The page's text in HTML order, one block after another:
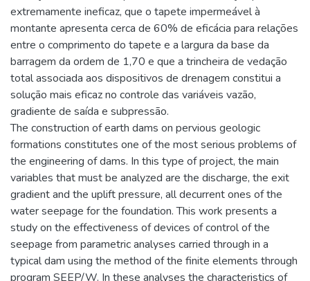
extremamente ineficaz, que o tapete impermeável à
montante apresenta cerca de 60% de eficácia para relações
entre o comprimento do tapete e a largura da base da
barragem da ordem de 1,70 e que a trincheira de vedação
total associada aos dispositivos de drenagem constitui a
solução mais eficaz no controle das variáveis vazão,
gradiente de saída e subpressão.
The construction of earth dams on pervious geologic
formations constitutes one of the most serious problems of
the engineering of dams. In this type of project, the main
variables that must be analyzed are the discharge, the exit
gradient and the uplift pressure, all decurrent ones of the
water seepage for the foundation. This work presents a
study on the effectiveness of devices of control of the
seepage from parametric analyses carried through in a
typical dam using the method of the finite elements through
program SEEP/W. In these analyses the characteristics of